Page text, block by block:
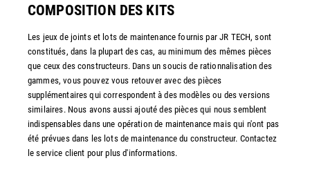
COMPOSITION DES KITS
Les jeux de joints et lots de maintenance fournis par JR TECH, sont
constitués, dans la plupart des cas, au minimum des mêmes pièces
que ceux des constructeurs. Dans un soucis de rationnalisation des
gammes, vous pouvez vous retouver avec des pièces
supplémentaires qui correspondent à des modèles ou des versions
similaires. Nous avons aussi ajouté des pièces qui nous semblent
indispensables dans une opération de maintenance mais qui n'ont pas
été prévues dans les lots de maintenance du constructeur. Contactez
le service client pour plus d'informations.